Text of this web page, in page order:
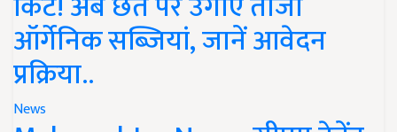
ऑर्गेनिक सब्जियां, जानें आवेदन
प्रक्रिया..
News